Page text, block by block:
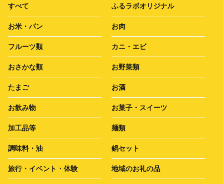
すべて ふるラボオリジナル
お米・パン お肉
フルーツ類 カニ・エビ
おさかな類 お野菜類
たまご お酒
お飲み物 お菓子・スイーツ
加工品等 麺類
調味料・油 鍋セット
旅行・イベント・体験 地域のお礼の品